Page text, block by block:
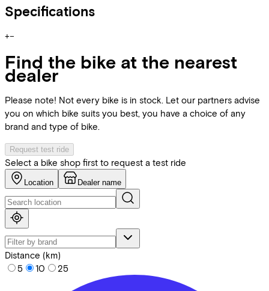
Specifications
+−
Find the bike at the nearest
dealer
Please note! Not every bike is in stock. Let our partners advise
you on which bike suits you best, you have a choice of any
brand and type of bike.
Request test ride
Select a bike shop first to request a test ride
Location Dealer name
Distance (km)
5
10 25